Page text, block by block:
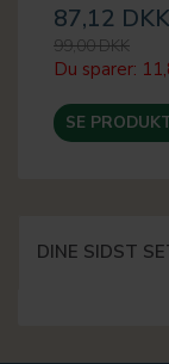
87,12 DKK
99,00 DKK
Du sparer:
SE
DINE SIDST